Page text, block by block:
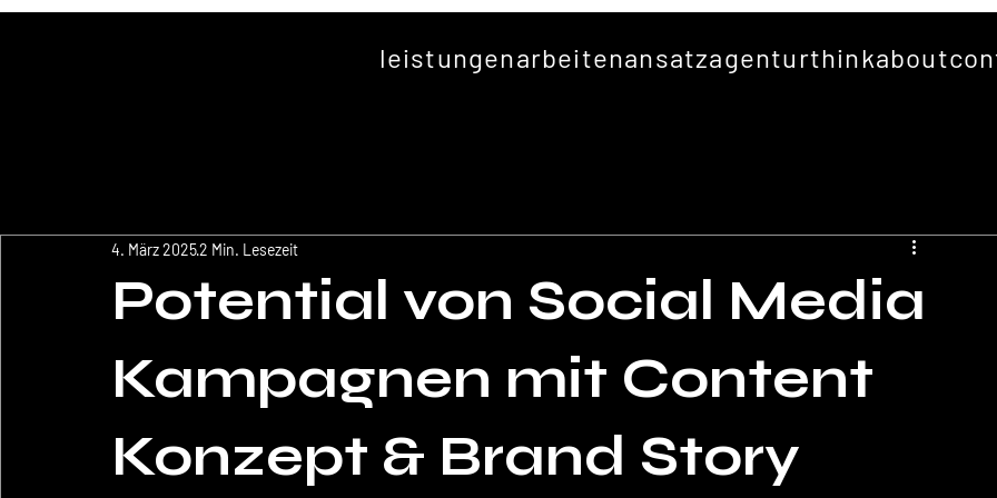
leistungenarbeitenansatzagenturthinkabout
Potential von Social Media
Kampagnen mit Content
Konzept & Brand Story
4. März 20252 Min. Lesezeit